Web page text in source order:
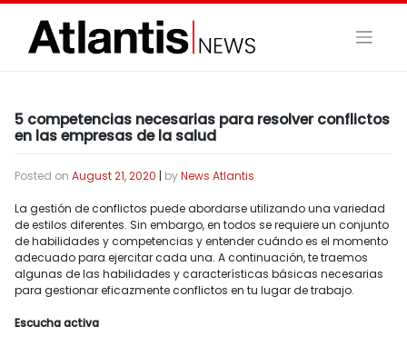
Skip
content
5 competencias necesarias para resolver conflictos
en las empresas de la salud
Posted on August 21, 2020 | byNews Atlantis
La gestión de conflictos puede abordarse utilizando una variedad
de estilos diferentes. Sin embargo, en todos se requiere un conjunto
de habilidades y competencias y entender cuándo es el momento
adecuado para ejercitar cada una. A continuación, te traemos
algunas de las habilidades y características básicas necesarias
para gestionar eficazmente conflictos en tu lugar de trabajo.
Escucha activa